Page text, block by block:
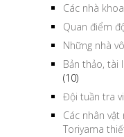
Các nhà
Quan điểm
Những nhà
Bản thảo, tài
(10)
Đội tuần tra
Các nhân
Toriyama